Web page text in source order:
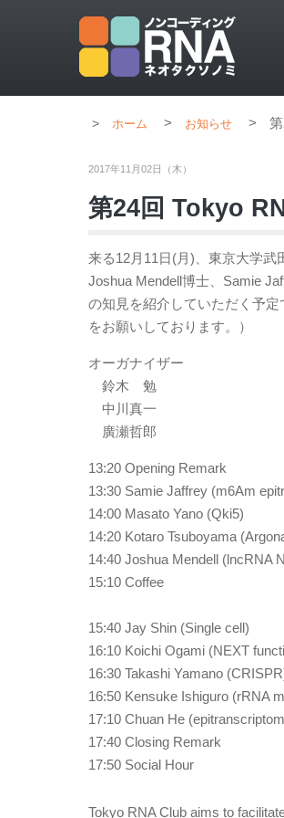
ホーム > お知らせ >
2017年11月02日（木）
第24回 Tokyo
来る12月11日(月)、東京大学武
Joshua Mendell博士、Samie
の知見を紹介していただく予
をお願いしております。）
オーガナイザー
鈴木 勉
中川真一
廣瀬哲郎
13:20 Opening Remark
13:30 Samie Jaffrey (m6Am
14:00 Masato Yano (Qki5)
14:20 Kotaro Tsuboyama
14:40 Joshua Mendell (lncRNA
15:10 Coffee
15:40 Jay Shin (Single cell)
16:10 Koichi Ogami (NEXT
16:30 Takashi Yamano
16:50 Kensuke Ishiguro (rRNA
17:10 Chuan He
17:40 Closing Remark
17:50 Social Hour
Tokyo RNA Club aims to